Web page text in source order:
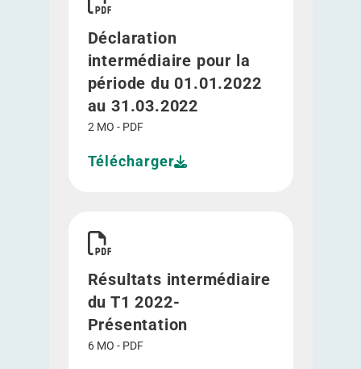
Déclaration
intermédiaire pour la
période du 01.01.2022
au 31.03.2022
2 MO - PDF
Télécharger
Résultats intermédiaire
du T1 2022-
Présentation
6 MO - PDF